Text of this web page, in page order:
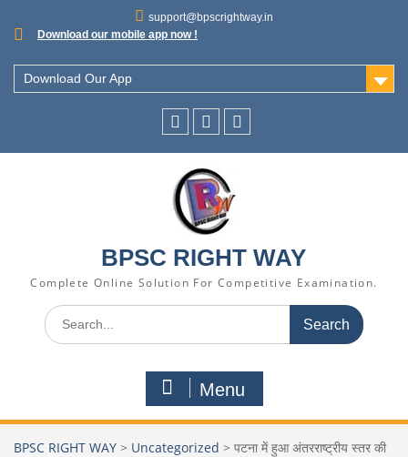
support@bpscrightway.in
Download our mobile app now !
Download Our App
BPSC RIGHT WAY
Complete Online Solution For Competitive Examination.
Menu
BPSC RIGHT WAY > Uncategorized > पटना में हुआ अंतरराष्ट्रीय स्तर की